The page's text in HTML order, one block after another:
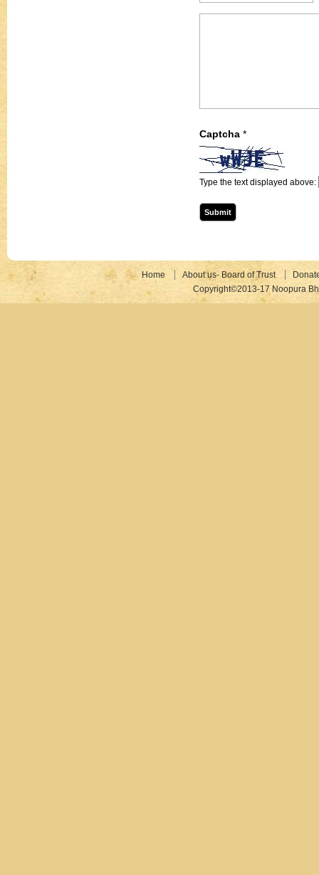
Captcha *
Type the text displayed above:
Home About us- Board of Trust
Copyright©2013-17 Noopura